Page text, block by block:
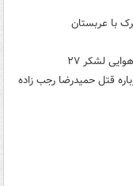
با عربستان
لشکر ۲۷
قتل حمیدرضا رجب زاده